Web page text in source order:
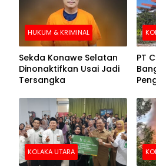
HUKUM & KRIMINAL
Sekda Konawe Selatan
Dinonaktifkan Usai Jadi
Tersangka
PT
KOLAKA UTARA